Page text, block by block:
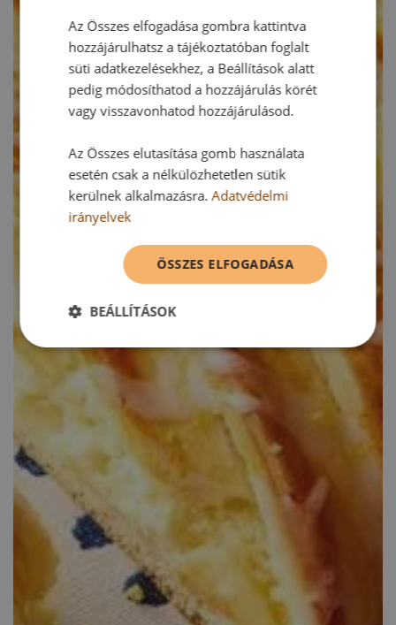
Az Összes elfogadása gombra kattintva
hozzájárulhatsz a tájékoztatóban foglalt
süti adatkezelésekhez, a Beállítások alatt
pedig módosíthatod a hozzájárulás körét
vagy visszavonhatod hozzájárulásod.
Az Összes elutasítása gomb használata
esetén csak a nélkülözhetetlen sütik
kerülnek alkalmazásra.Adatvédelmi
irányelvek
ÖSSZES ELFOGADÁSA
BEÁLLÍTÁSOK